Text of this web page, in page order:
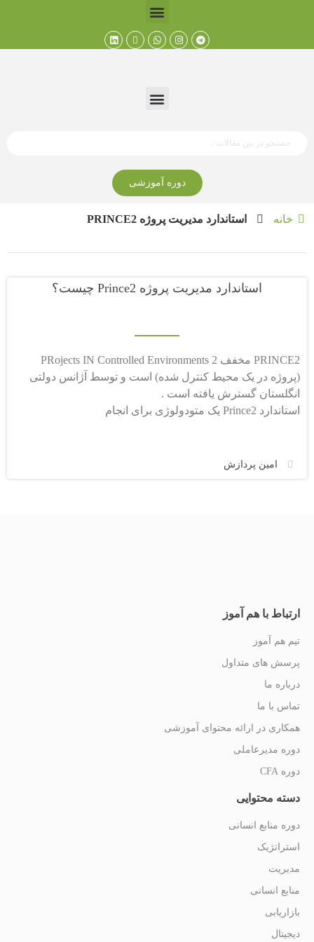
دوره آموزشی
خانه استاندارد مدیریت پروژه PRINCE2
استاندارد مدیریت پروژه Prince2 چیست؟
PRINCE2 مخفف PRojects IN Controlled Environments 2
(پروژه در یک محیط کنترل شده) است و توسط آژانس دولتی
انگلستان گسترش یافته است .
استاندارد Prince2 یک متودولوژی برای انجام
امین پردازش
ارتباط با هم آموز
تیم هم آموز
پرسش های متداول
درباره ما
تماس با ما
همکاری در ارائه محتوای آموزشی
دوره مدیرعاملی
دوره CFA
دسته محتوایی
دوره منابع انسانی
استراتژیک
مدیریت
منابع انسانی
بازاریابی
دیجیتال